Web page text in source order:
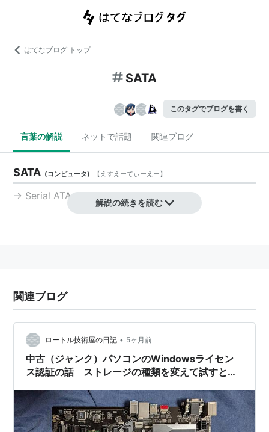
はてなブログ トップ
SATA
このタグでブログを書く
言葉の解説 ネットで話題 関連ブログ
SATA (コンピュータ) 【 えすえーてぃーえー】
→ Serial ATA
解説の続きを読む
関連ブログ
ロートル技術屋の日記 • 5ヶ月前
中古（ジャンク）パソコンのWindowsライセン
ス認証の話 ストレージの種類を変えて試すと認